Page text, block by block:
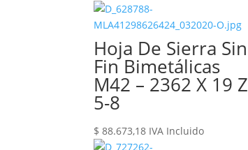
Hoja De Sierra Sin
Fin Bimetálicas
M42 – 2362 X 19 Z
5-8
$ 88.673,18 IVA Incluido